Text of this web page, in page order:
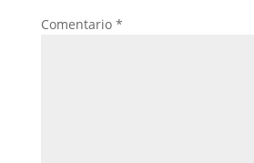
Comentario *